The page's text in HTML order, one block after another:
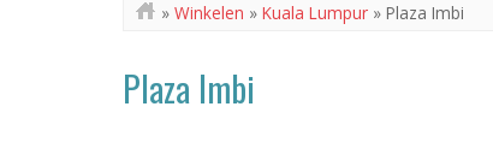
» Winkelen » Kuala Lumpur » Plaza Imbi
Plaza Imbi